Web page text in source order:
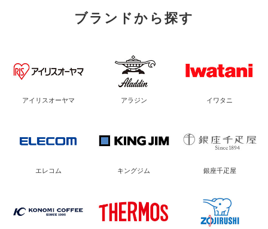
ブランドから探す
アイリスオーヤマ アラジン イワタニ
エレコム キングジム 銀座千疋屋